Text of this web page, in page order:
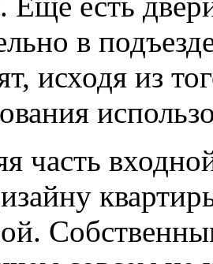
в
исходя из
часть